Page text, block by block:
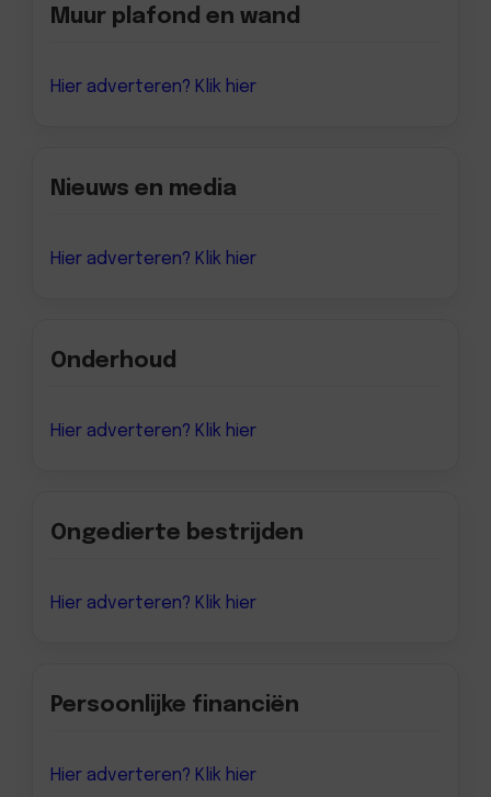
Muur plafond en wand
Hier adverteren? Klik hier
Nieuws en media
Hier adverteren? Klik hier
Onderhoud
Hier adverteren? Klik hier
Ongedierte bestrijden
Hier adverteren? Klik hier
Persoonlijke financiën
Hier adverteren? Klik hier